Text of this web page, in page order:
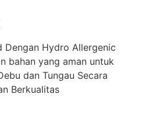
Dengan Hydro Allergenic
bahan yang aman untuk
dan Tungau Secara
Berkualitas